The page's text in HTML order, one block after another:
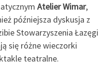
Atelier Wimar,
późniejsza dyskusja z
Stowarzyszenia Łazęgi
się różne wieczorki
teatralne.